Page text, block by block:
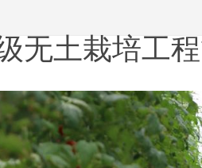
无土栽培工